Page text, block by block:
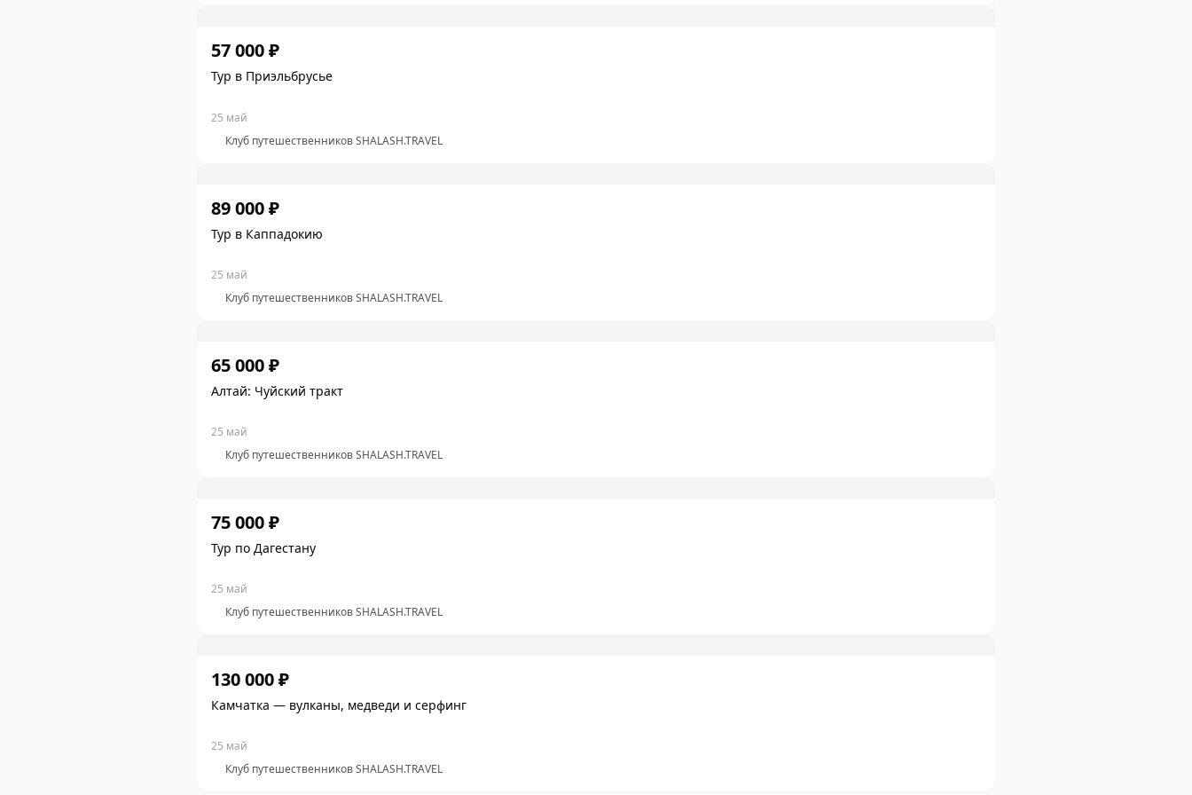
57 000 ₽
Тур в Приэльбрусье
25 май
Клуб путешественников SHALASH.TRAVEL
89 000 ₽
Тур в Каппадокию
25 май
Клуб путешественников SHALASH.TRAVEL
65 000 ₽
Алтай: Чуйский тракт
25 май
Клуб путешественников SHALASH.TRAVEL
75 000 ₽
Тур по Дагестану
25 май
Клуб путешественников SHALASH.TRAVEL
130 000 ₽
Камчатка — вулканы, медведи и серфинг
25 май
Клуб путешественников SHALASH.TRAVEL